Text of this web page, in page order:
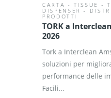
CARTA - TISSUE -
DISPENSER -
PRODOTTI
TORK a
2026
Tork a Interclean
soluzioni per
performance delle
Facili...